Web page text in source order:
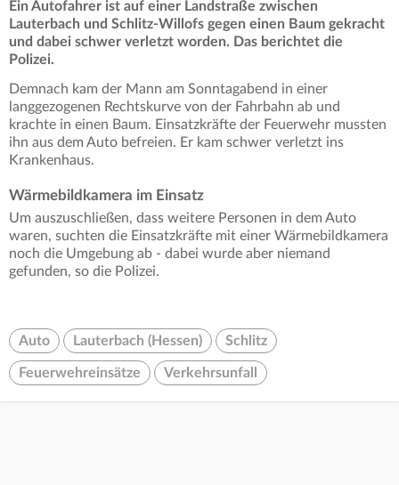
Ein Autofahrer ist auf einer Landstraße zwischen
Lauterbach und Schlitz-Willofs gegen einen Baum gekracht
und dabei schwer verletzt worden. Das berichtet die
Polizei.
Demnach kam der Mann am Sonntagabend in einer
langgezogenen Rechtskurve von der Fahrbahn ab und
krachte in einen Baum. Einsatzkräfte der Feuerwehr mussten
ihn aus dem Auto befreien. Er kam schwer verletzt ins
Krankenhaus.
Wärmebildkamera im Einsatz
Um auszuschließen, dass weitere Personen in dem Auto
waren, suchten die Einsatzkräfte mit einer Wärmebildkamera
noch die Umgebung ab - dabei wurde aber niemand
gefunden, so die Polizei.
Auto Lauterbach (Hessen) Schlitz
Feuerwehreinsätze Verkehrsunfall